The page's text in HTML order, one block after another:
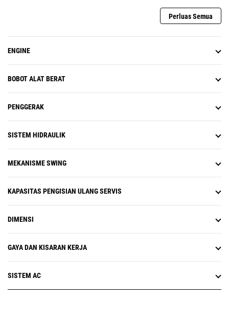
Perluas Semua
ENGINE
BOBOT ALAT BERAT
PENGGERAK
SISTEM HIDRAULIK
MEKANISME SWING
KAPASITAS PENGISIAN ULANG SERVIS
DIMENSI
GAYA DAN KISARAN KERJA
SISTEM AC